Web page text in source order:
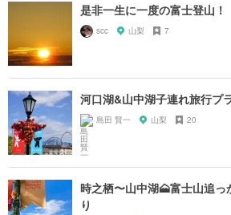
是非一生に一度の富士登山！
scc 山梨 7
河口湖&山中湖子連れ旅行プ
島田 賢一 山梨 20
時之栖〜山中湖🗻富士山追
り